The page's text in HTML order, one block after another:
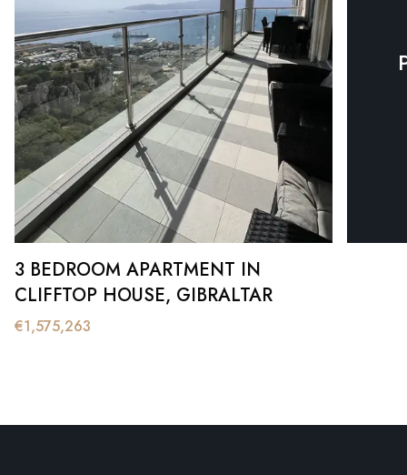
3 BEDROOM APARTMENT IN
CLIFFTOP HOUSE, GIBRALTAR
€1,575,263